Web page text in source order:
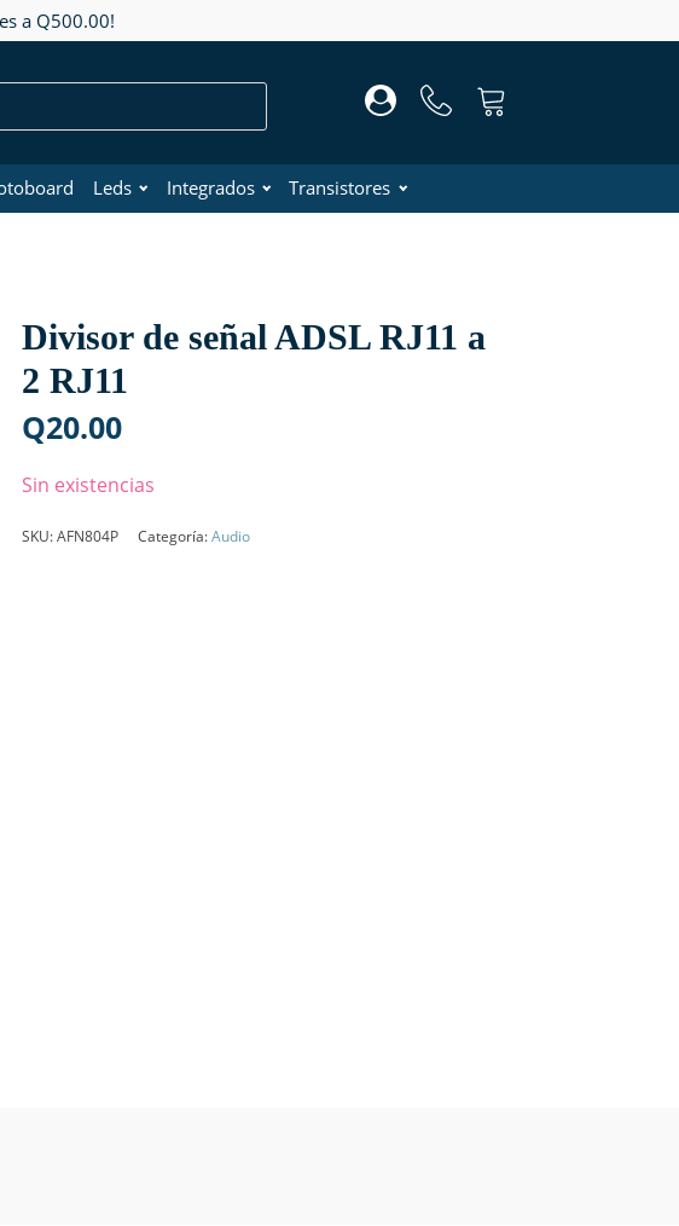
a Q500.00!
Leds Integrados Transistores
Divisor de señal ADSL RJ11 a
2 RJ11
Q20.00
Sin existencias
SKU:AFN804P Categoría:Audio